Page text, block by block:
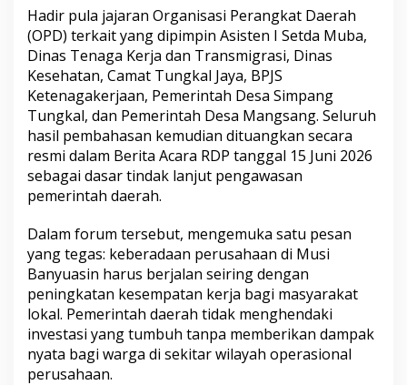
n
W
a
r
g
a
B
u
k
a
k
a
d
a
r
M
e
n
Hadir pula jajaran Organisasi Perangkat Daerah
(OPD) terkait yang dipimpin Asisten I Setda Muba,
Dinas Tenaga Kerja dan Transmigrasi, Dinas
Kesehatan, Camat Tungkal Jaya, BPJS
Ketenagakerjaan, Pemerintah Desa Simpang
Tungkal, dan Pemerintah Desa Mangsang. Seluruh
hasil pembahasan kemudian dituangkan secara
resmi dalam Berita Acara RDP tanggal 15 Juni 2026
sebagai dasar tindak lanjut pengawasan
pemerintah daerah.
Dalam forum tersebut, mengemuka satu pesan
yang tegas: keberadaan perusahaan di Musi
Banyuasin harus berjalan seiring dengan
peningkatan kesempatan kerja bagi masyarakat
lokal. Pemerintah daerah tidak menghendaki
investasi yang tumbuh tanpa memberikan dampak
nyata bagi warga di sekitar wilayah operasional
perusahaan.